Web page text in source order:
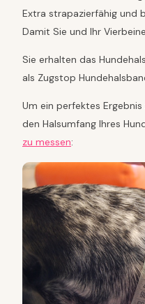
Extra strapazierfähig und
Damit Sie und Ihr
Sie erhalten das
als Zugstop
Um ein perfektes
den Halsumfang Ihres
zu messen: